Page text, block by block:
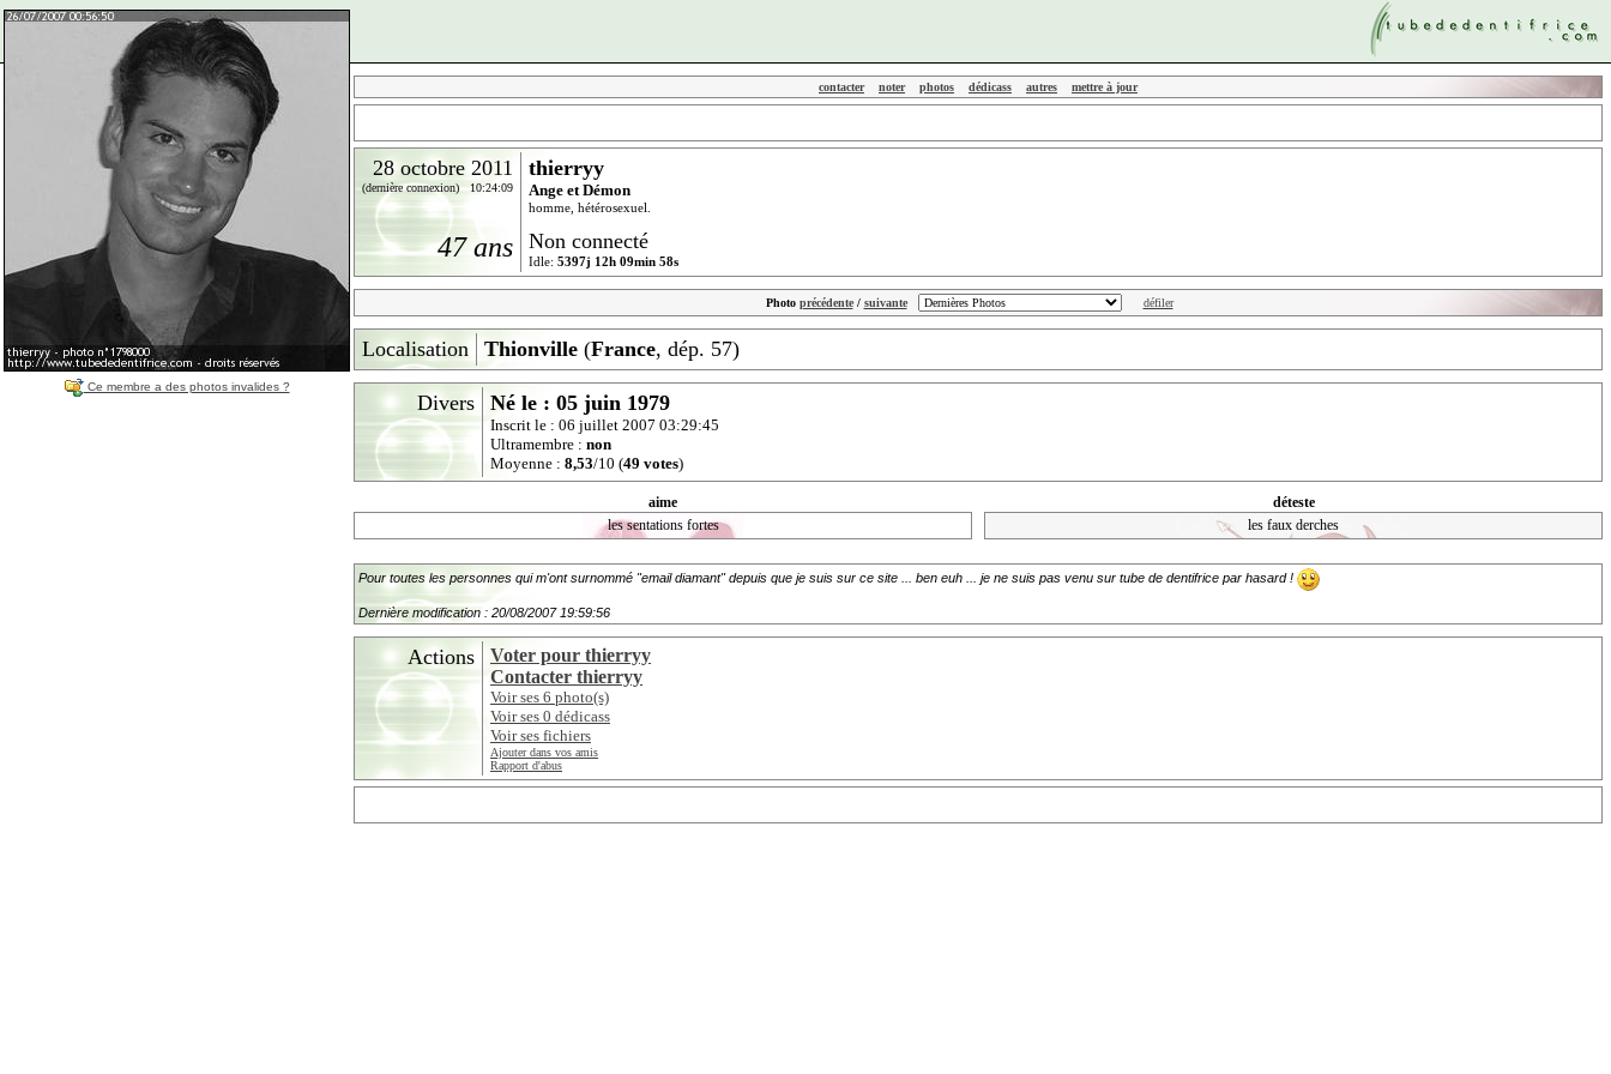
Ce membre a des photos invalides ?
contacter noter photos dédicass autres mettre à jour
28 octobre 2011
(dernière connexion) 10:24:09
thierryy
Ange et Démon
homme, hétérosexuel.
Non connecté
Idle: 5397j 12h 09min 58s
47 ans
Photo précédente/ suivante
Localisation Thionville (France, dép. 57)
Divers Né le : 05 juin 1979
Inscrit le : 06 juillet 2007 03:29:45
Ultramembre : non
Moyenne : 8,53/10 (49 votes)
aime
les sentations fortes
déteste
les faux derches
Pour toutes les personnes qui m'ont surnommé "email diamant" depuis que je suis sur ce site ... ben euh ... je ne suis pas venu sur tube de dentifrice par hasard !
Dernière modification : 20/08/2007 19:59:56
Actions
Voter pour thierryy
Contacter thierryy
Voir ses 6 photo(s)
Voir ses 0 dédicass
Voir ses fichiers
Ajouter dans vos amis
Rapport d'abus